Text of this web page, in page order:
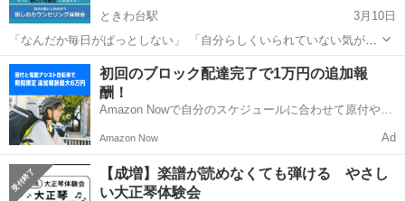
ときわ台駅
3月10日
「なんだか毎日がぱっとしない」 「自分らしくいられていない気がす
る」 「もっとこうなったらいいのに…」 もし今、そう感じているな
ら、それはあなたが「今より良い自分になりたい」と願っている証拠
かもしれません。 ...
東京 板橋区 ときわ台駅 その他
初回のブロック配達完了で1万円の追加報
酬！
Amazon Nowで自分のスケジュールに合わせて原付や電
Amazon Now Ad
【成増】楽譜が読めなくても弾ける やさし
い大正琴体験会